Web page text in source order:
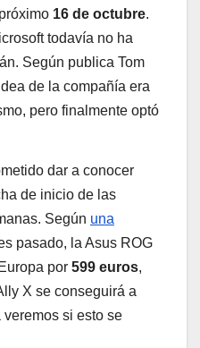
16 de octubre.
todavía no ha
Según publica Tom
de la compañía era
pero finalmente optó
dar a conocer
de inicio de las
Según una
pasado, la Asus ROG
por 599 euros,
X se conseguirá a
veremos si esto se